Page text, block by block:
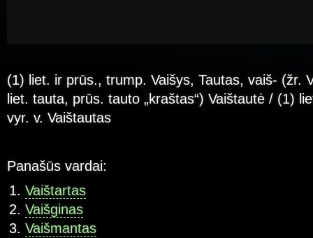
(1) liet. ir prūs., trump. Vaišys, Tautas, vaiš- (žr.
liet. tauta, prūs. tauto „kraštas“) Vaištautė / (1)
vyr. v. Vaištautas
Panašūs vardai:
Vaištartas
Vaišginas
Vaišmantas